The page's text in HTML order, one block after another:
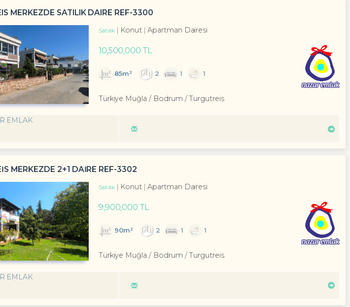
MERKEZDE SATILIK DAIRE REF-3300
Satılık Konut Apartman Dairesi
10,500,000 TL
85m² 2 1 1
Türkiye Muğla / Bodrum / Turgutreis
EMLAK
MERKEZDE 2+1 DAİRE REF-3302
Satılık Konut Apartman Dairesi
9,900,000 TL
90m² 2 1 1
Türkiye Muğla / Bodrum / Turgutreis
EMLAK